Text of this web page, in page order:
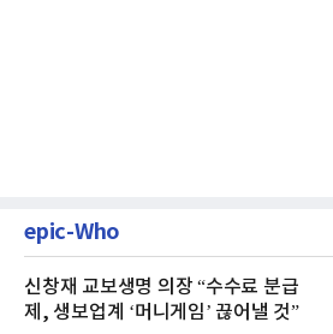
epic-Who
신창재 교보생명 의장 “수수료 분급
제, 생보업계 ‘머니게임’ 끊어낼 것”